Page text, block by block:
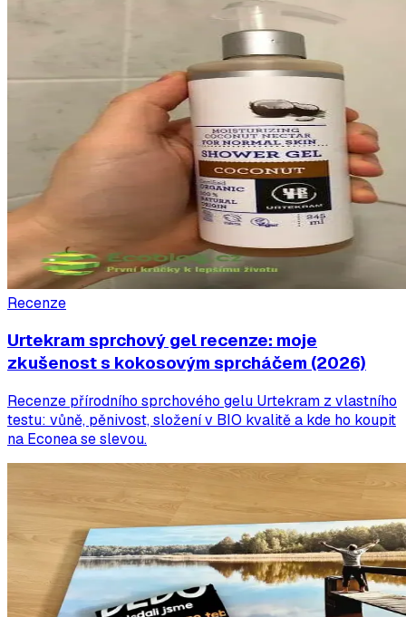
Recenze
Urtekram sprchový gel recenze: moje
zkušenost s kokosovým sprcháčem (2026)
Recenze přírodního sprchového gelu Urtekram z vlastního
testu: vůně, pěnivost, složení v BIO kvalitě a kde ho koupit
na Econea se slevou.